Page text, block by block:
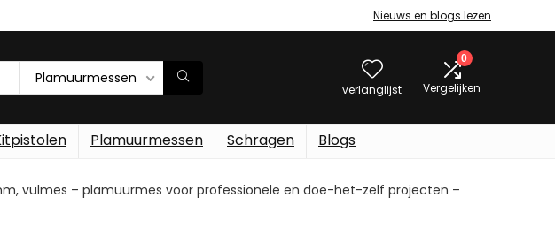
Nieuws en blogs lezen
Plamuurmessen
verlanglijst
0
Vergelijken
Plamuurmessen Schragen Blogs
vulmes – plamuurmes voor professionele en doe-het-zelf projecten –